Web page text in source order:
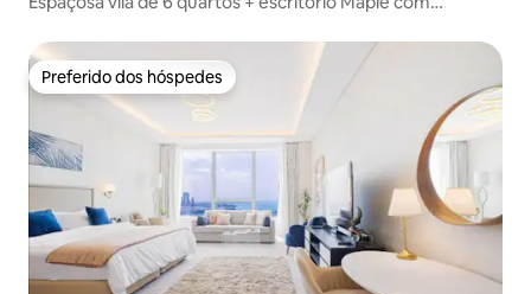
Preferido dos hóspedes
Preferido dos hóspedes